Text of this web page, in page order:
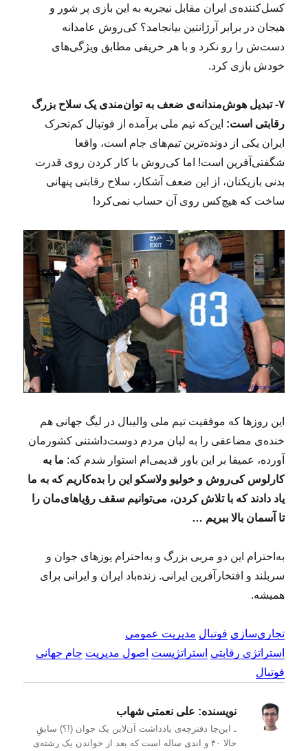
کسل‌کننده‌ی ایران مقابل نیجریه به این بازی پر شور و
هیجان در برابر آرژانتین بیانجامد؟ کی‌روش عامدانه
دست‌ش را رو نکرد و با هر حریفی مطابق ویژگی‌های
خودش بازی کرد.
۷- تبدیل هوش‌مندانه‌ی ضعف‌ به توان‌مندی یک سلاح بزرگ
رقابتی است: این‌که تیم ملی برآمده از فوتبال کم‌تحرک
ایران یکی از دونده‌ترین تیم‌های جام است، واقعا
شگفتی‌آفرین است! اما کی‌روش با کار کردن روی قدرت
بدنی بازیکنان، از این ضعف آشکار، سلاح رقابتی پنهانی
ساخت که هیچ‌کس روی آن حساب نمی‌کرد!
این روزها که موفقیت تیم ملی والیبال در لیگ جهانی هم
خنده‌ی مضاعفی را به لبان مردم دوست‌داشتنی کشورمان
آورده، عمیقا بر این باور قدیمی‌ام استوار شدم که: ما به
کارلوس کی‌روش و خولیو ولاسکو این را بده‌کاریم که به ما
یاد دادند که با تلاش کردن، می‌توانیم سقف رؤیاهای‌مان را
تا آسمان بالا ببریم …
به‌احترام این دو مربی بزرگ و به‌احترام یوزهای جوان و
سربلند و افتخارآفرین ایرانی. زنده‌باد ایران و ایرانی برای
همیشه.
تجاری‌سازی فوتبال مدیریت عمومی
استراتژی رقابتی استراتژیست اصول مدیریت جام جهانی
فوتبال
نویسنده: علی نعمتی شهاب
ـ این‌جا دفترچه‌ی یادداشت‌ آن‌لاین یک جوان (!؟) سابقِ
حالا ۴۰ و اندی ساله است که بعد از خواندن یک رشته‌ی